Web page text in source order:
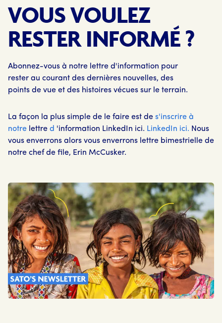
VOUS VOULEZ
RESTER INFORMÉ ?
Abonnez-vous à notre lettre d'information pour
rester au courant des dernières nouvelles, des
points de vue et des histoires vécues sur le terrain.
La façon la plus simple de le faire est de s'inscrire à
notre lettre d 'information LinkedIn ici. LinkedIn ici. Nous
vous enverrons alors vous enverrons lettre bimestrielle de
notre chef de file, Erin McCusker.